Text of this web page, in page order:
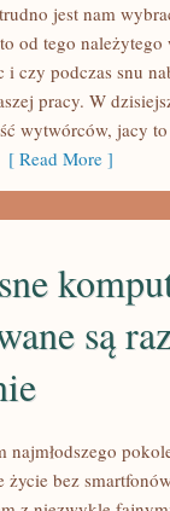
jest nam
od tego
czy podczas snu
pracy. W
wytwórców, jacy
[ Read More ]
są
najmłodszego
bez